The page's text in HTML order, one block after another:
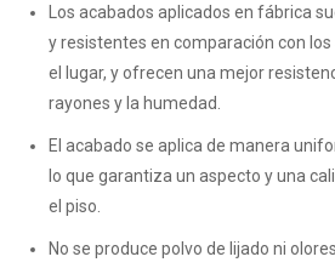
Los acabados aplicados en fábrica
y resistentes en comparación con
el lugar, y ofrecen una mejor
rayones y la humedad.
El acabado se aplica de manera
lo que garantiza un aspecto y una
el piso.
No se produce polvo de lijado ni